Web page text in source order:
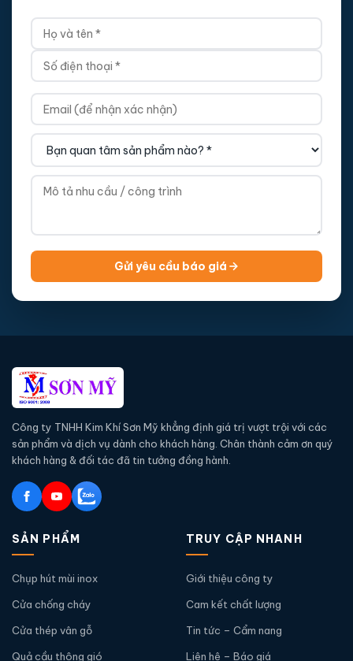
Gửi yêu cầu báo giá
Công ty TNHH Kim Khí Sơn Mỹ khẳng định giá trị vượt trội với các
sản phẩm và dịch vụ dành cho khách hàng. Chân thành cảm ơn quý
khách hàng & đối tác đã tin tưởng đồng hành.
SẢN PHẨM
Chụp hút mùi inox
Cửa chống cháy
Cửa thép vân gỗ
Quả cầu thông gió
TRUY CẬP NHANH
Giới thiệu công ty
Cam kết chất lượng
Tin tức – Cẩm nang
Liên hệ – Báo giá